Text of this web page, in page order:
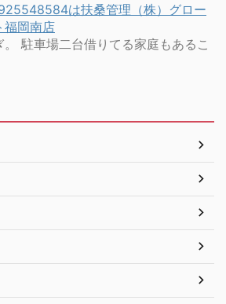
は扶桑管理（株）グロー
福岡南店
。 駐車場二台借りてる家庭もあるこ